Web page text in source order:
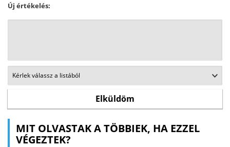
Új értékelés:
MIT OLVASTAK A TÖBBIEK, HA EZZEL
VÉGEZTEK?